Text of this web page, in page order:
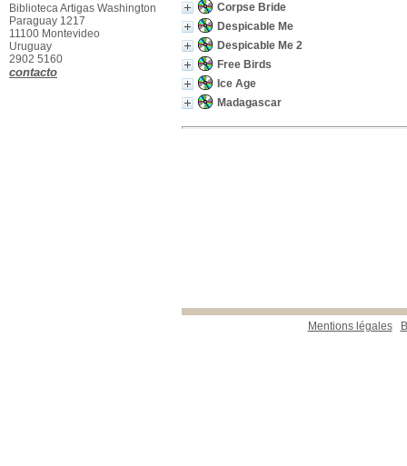
Corpse Bride
Despicable Me
Despicable Me 2
Free Birds
Ice Age
Madagascar
Mentions légales
Biblioteca Artigas Washington
Paraguay 1217
11100 Montevideo
Uruguay
2902 5160
contacto